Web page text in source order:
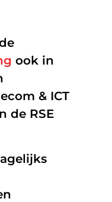
ook in
& ICT
de RSE